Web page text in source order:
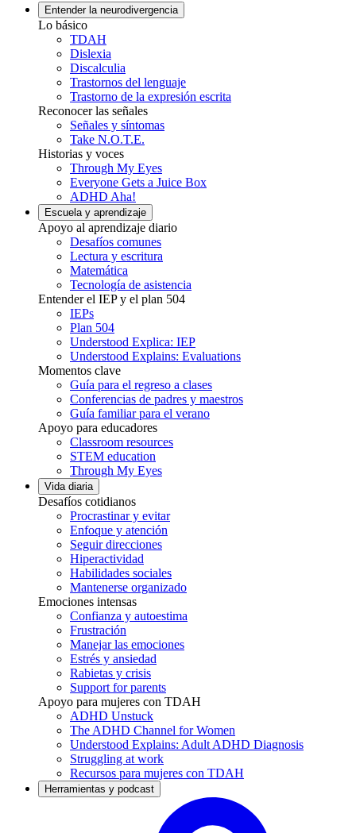
Entender la neurodivergencia
Lo básico
TDAH
Dislexia
Discalculia
Trastornos del lenguaje
Trastorno de la expresión escrita
Reconocer las señales
Señales y síntomas
Take N.O.T.E.
Historias y voces
Through My Eyes
Everyone Gets a Juice Box
ADHD Aha!
Escuela y aprendizaje
Apoyo al aprendizaje diario
Desafíos comunes
Lectura y escritura
Matemática
Tecnología de asistencia
Entender el IEP y el plan 504
IEPs
Plan 504
Understood Explica: IEP
Understood Explains: Evaluations
Momentos clave
Guía para el regreso a clases
Conferencias de padres y maestros
Guía familiar para el verano
Apoyo para educadores
Classroom resources
STEM education
Through My Eyes
Vida diaria
Desafíos cotidianos
Procrastinar y evitar
Enfoque y atención
Seguir direcciones
Hiperactividad
Habilidades sociales
Mantenerse organizado
Emociones intensas
Confianza y autoestima
Frustración
Manejar las emociones
Estrés y ansiedad
Rabietas y crisis
Support for parents
Apoyo para mujeres con TDAH
ADHD Unstuck
The ADHD Channel for Women
Understood Explains: Adult ADHD Diagnosis
Struggling at work
Recursos para mujeres con TDAH
Herramientas y podcast